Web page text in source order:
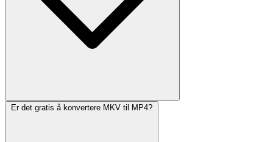
Er det gratis å konvertere MKV til MP4?